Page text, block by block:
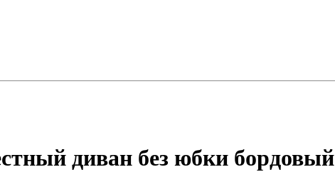
диван без юбки бордовый